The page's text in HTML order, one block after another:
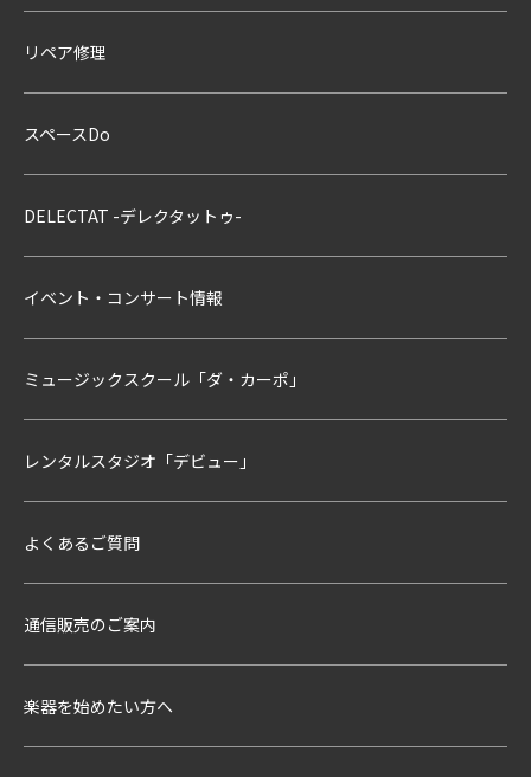
リペア修理
スペースDo
DELECTAT -デレクタットゥ-
イベント・コンサート情報
ミュージックスクール「ダ・カーポ」
レンタルスタジオ「デビュー」
よくあるご質問
通信販売のご案内
楽器を始めたい方へ